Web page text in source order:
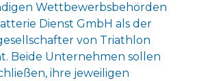
Wettbewerbsbehörden
Dienst GmbH als der
von Triathlon
Beide Unternehmen sollen
ihre jeweiligen